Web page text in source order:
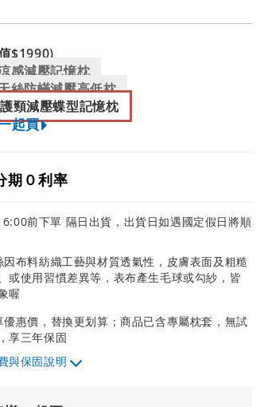
$1990)
感減壓記憶枕
絲防蟎減壓高低枕
護頸減壓蝶型記憶枕
起買
期０利率
前下單 隔日出貨，出貨日如遇國定假日將順
布料紡織工藝與材質透氣性，皮膚表面及粗糙
或使用習慣差異等，表布產生毛球或勾紗，皆
喔
惠價，替換更划算；商品已含專屬枕套，無試
享三年保固
與保固說明